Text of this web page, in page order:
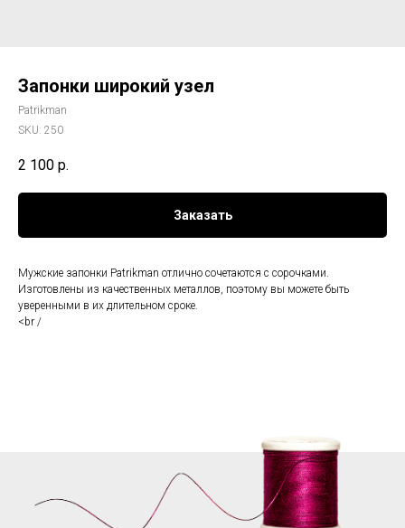
Запонки широкий узел
Patrikman
SKU: 250
2 100 р.
Заказать
Мужские запонки Patrikman отлично сочетаются с сорочками.
Изготовлены из качественных металлов, поэтому вы можете быть
уверенными в их длительном сроке.
<br /